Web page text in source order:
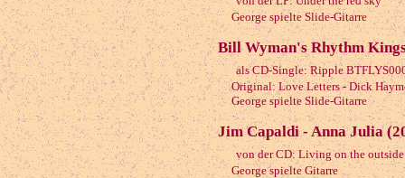
George spielte Slide-Gitarre
Bill Wyman's Rhythm
als CD-Single: Ripple
Original: Love Letters - Dick
George spielte Slide-Gitarre
Jim Capaldi - Anna Julia
von der CD: Living on the outside
George spielte Gitarre